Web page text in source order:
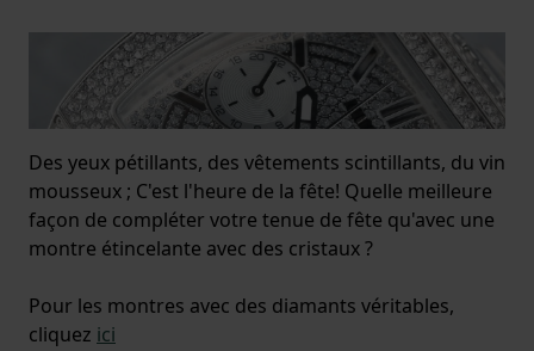
Des yeux pétillants, des vêtements scintillants, du vin
mousseux ; C'est l'heure de la fête! Quelle meilleure
façon de compléter votre tenue de fête qu'avec une
montre étincelante avec des cristaux ?
Pour les montres avec des diamants véritables,
cliquez ici